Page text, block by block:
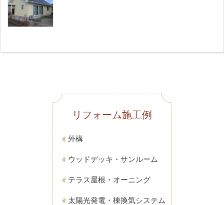
リフォーム施工例
外構
ウッドデッキ・サンルーム
テラス屋根・オーニング
太陽光発電・棟換気システム